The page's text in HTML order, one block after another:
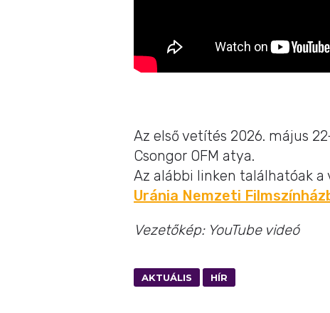
Az első vetítés 2026. május
Csongor OFM atya.
Az alábbi linken találhatóak a
Uránia Nemzeti
Vezetőkép: YouTube videó
AKTUÁLIS HÍR